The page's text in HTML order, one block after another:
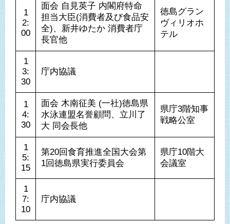
1
2:
00
面会 自見英子 内閣府特命
担当大臣(消費者及び食品安
全)、新井ゆたか 消費者庁
長官他
徳島グラン
ヴィリオホ
テル
1
3:
30
庁内協議
1
4:
30
面会 木南征美 (一社)徳島県
水泳連盟名誉顧問、立川了
大 同会長他
県庁3階知事
戦略公室
1
5:
15
第20回食育推進全国大会第
1回徳島県実行委員会
県庁10階大
会議室
1
7:
10
庁内協議